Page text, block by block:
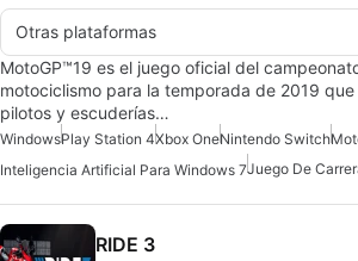
Otras plataformas
MotoGP™19 es el juego oficial del
motociclismo para la temporada de 2019
pilotos y escuderías…
WindowsPlay Station 4Xbox OneNintendo Switch
Inteligencia Artificial Para Windows 7Juego De
RIDE 3